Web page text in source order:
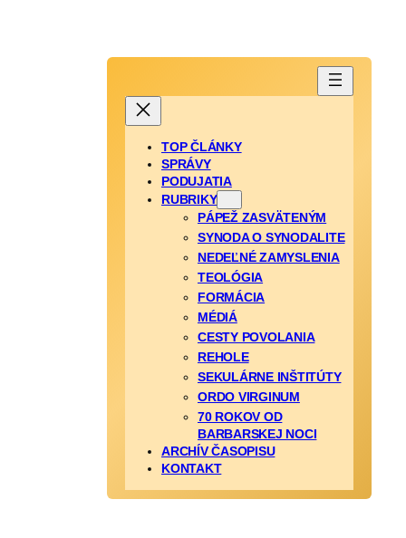
TOP ČLÁNKY
SPRÁVY
PODUJATIA
RUBRIKY
PÁPEŽ ZASVÄTENÝM
SYNODA O SYNODALITE
NEDEĽNÉ ZAMYSLENIA
TEOLÓGIA
FORMÁCIA
MÉDIÁ
CESTY POVOLANIA
REHOLE
SEKULÁRNE INŠTITÚTY
ORDO VIRGINUM
70 ROKOV OD
BARBARSKEJ NOCI
ARCHÍV ČASOPISU
KONTAKT